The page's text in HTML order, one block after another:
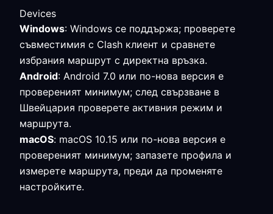
Devices
Windows: Windows се поддържа; проверете
съвместимия с Clash клиент и сравнете
избрания маршрут с директна връзка.
Android: Android 7.0 или по-нова версия е
провереният минимум; след свързване в
Швейцария проверете активния режим и
маршрута.
macOS: macOS 10.15 или по-нова версия е
провереният минимум; запазете профила и
измерете маршрута, преди да променяте
настройките.